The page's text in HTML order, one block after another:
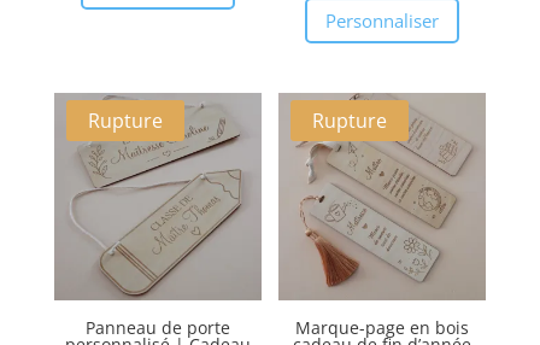
Personnaliser
Rupture
Panneau de porte
Rupture
Marque-page en bois